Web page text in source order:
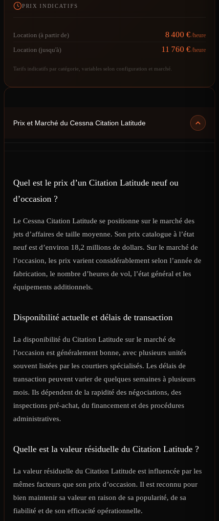
PRIX INDICATIFS
Location (à partir de) 8 400 €/heure
Location (jusqu'à) 11 760 €/heure
Tarifs indicatifs par catégorie, variables selon configuration et marché.
Prix et Marché du Cessna Citation Latitude
Quel est le prix d’un Citation Latitude neuf ou
d’occasion ?
Le Cessna Citation Latitude se positionne sur le marché des
jets d’affaires de taille moyenne. Son prix catalogue à l’état
neuf est d’environ 18,2 millions de dollars. Sur le marché de
l’occasion, les prix varient considérablement selon l’année de
fabrication, le nombre d’heures de vol, l’état général et les
équipements additionnels.
Disponibilité actuelle et délais de transaction
La disponibilité du Citation Latitude sur le marché de
l’occasion est généralement bonne, avec plusieurs unités
souvent listées par les courtiers spécialisés. Les délais de
transaction peuvent varier de quelques semaines à plusieurs
mois. Ils dépendent de la rapidité des négociations, des
inspections pré-achat, du financement et des procédures
administratives.
Quelle est la valeur résiduelle du Citation Latitude ?
La valeur résiduelle du Citation Latitude est influencée par les
mêmes facteurs que son prix d’occasion. Il est reconnu pour
bien maintenir sa valeur en raison de sa popularité, de sa
fiabilité et de son efficacité opérationnelle.